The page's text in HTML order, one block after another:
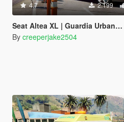
4.7 2.199
Seat Altea XL | Guardia Urbana de Barcelona | ELS
By creeperjake2504